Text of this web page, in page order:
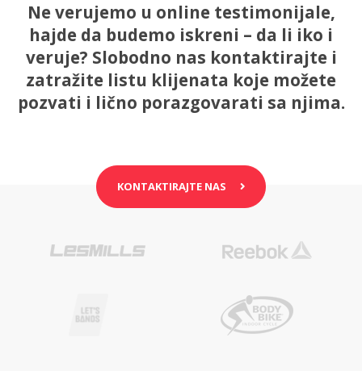
Ne verujemo u online testimonijale,
hajde da budemo iskreni – da li iko i
veruje? Slobodno nas kontaktirajte i
zatražite listu klijenata koje možete
pozvati i lično porazgovarati sa njima.
KONTAKTIRAJTE NAS